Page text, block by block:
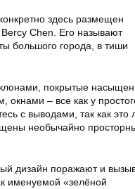
здесь размещен
Chen. Его называют
большого города, в тиши
покрытые
– все как у
с выводами, так как это
необычайно
дизайн поражают и
именуемой «зелёной